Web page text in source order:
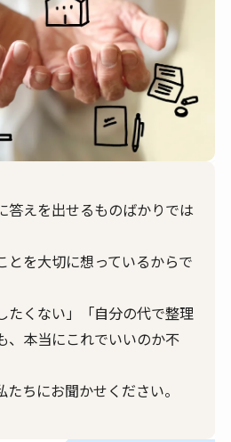
答えを出せるものばかりでは
とを大切に想っているからで
たくない」「自分の代で整理
、本当にこれでいいのか不
ちにお聞かせください。